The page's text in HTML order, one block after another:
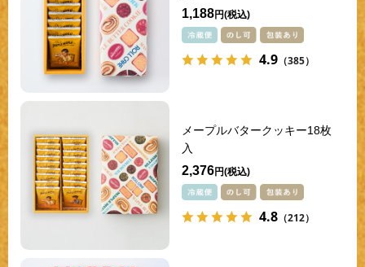
1,188円
4.9 （385）
メープルバタークッキー18枚
入
2,376円
4.8 （212）